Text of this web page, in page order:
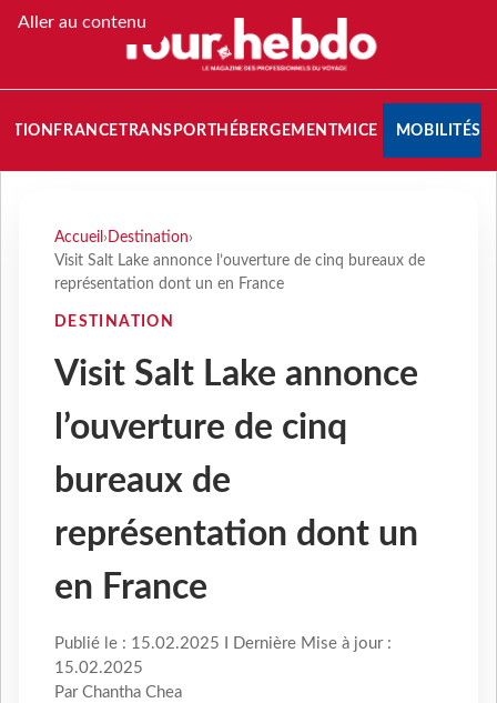
Aller au contenu
FRANCETRANSPORT HÉBERGEMENTMICE MOBILITÉS
Accueil › Destination›
Visit Salt Lake annonce l’ouverture de cinq bureaux de
représentation dont un en France
DESTINATION
Visit Salt Lake annonce
l’ouverture de cinq
bureaux de
représentation dont un
en France
Publié le : 15.02.2025 I Dernière Mise à jour :
15.02.2025
Par Chantha Chea